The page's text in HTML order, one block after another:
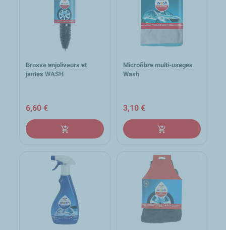
Brosse enjoliveurs et
jantes WASH
6,60 €
add_shopping_cart
Microfibre multi-usages
Wash
3,10 €
add_shopping_cart